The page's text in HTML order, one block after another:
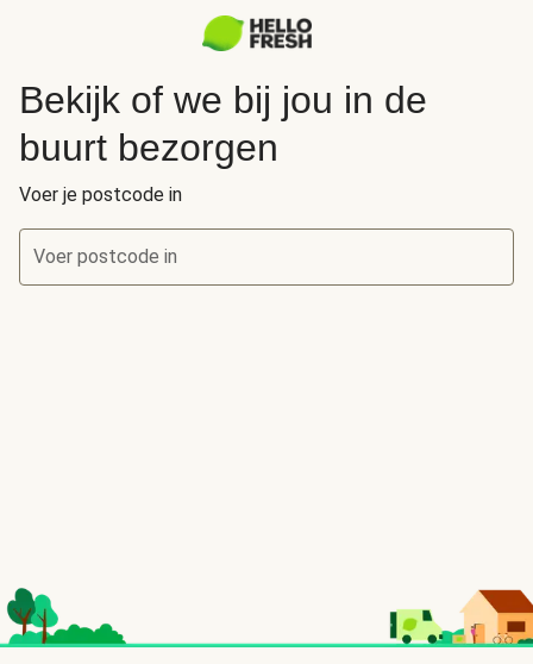
Bekijk of we bij jou in de
buurt bezorgen
Voer je postcode in
Voer postcode in